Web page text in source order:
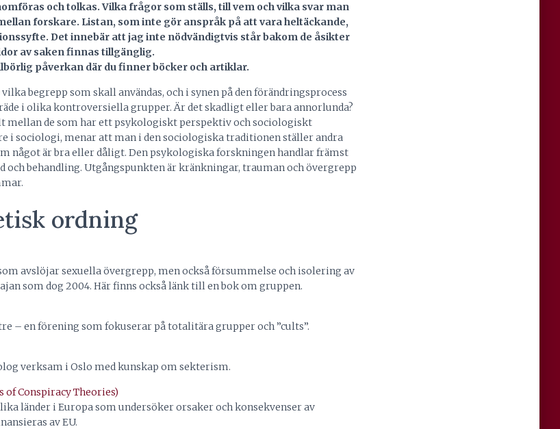
och tolkas. Vilka frågor som ställs, till vem och vilka svar man
forskare. Listan, som inte gör anspråk på att vara heltäckande,
Det innebär att jag inte nödvändigtvis står bakom de åsikter
av saken finnas tillgänglig.
påverkan där du finner böcker och artiklar.
begrepp som skall användas, och i synen på den förändringsprocess
i olika kontroversiella grupper. Är det skadligt eller bara annorlunda?
de som har ett psykologiskt perspektiv och sociologiskt
i sociologi, menar att man i den sociologiska traditionen ställer andra
något är bra eller dåligt. Den psykologiska forskningen handlar främst
och behandling. Utgångspunkten är kränkningar, trauman och övergrepp
ordning
avslöjar sexuella övergrepp, men också försummelse och isolering av
som dog 2004. Här finns också länk till en bok om gruppen.
– en förening som fokuserar på totalitära grupper och ”cults”.
verksam i Oslo med kunskap om sekterism.
of Conspiracy Theories)
länder i Europa som undersöker orsaker och konsekvenser av
av EU.